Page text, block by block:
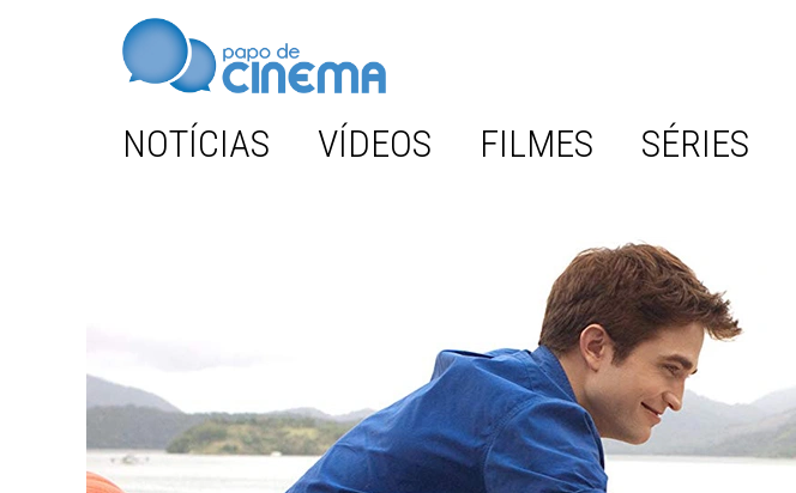
NOTÍCIAS VÍDEOS FILMES SÉRIES